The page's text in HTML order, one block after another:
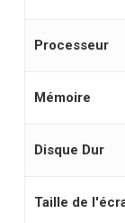
Processeur
Mémoire
Disque Dur
Taille de